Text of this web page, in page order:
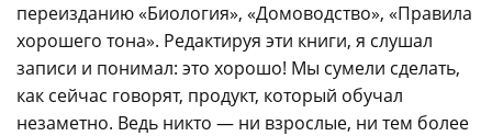
переизданию «Биология», «Домоводство», «Правила
хорошего тона». Редактируя эти книги, я слушал
записи и понимал: это хорошо! Мы сумели сделать,
как сейчас говорят, продукт, который обучал
незаметно. Ведь никто — ни взрослые, ни тем более